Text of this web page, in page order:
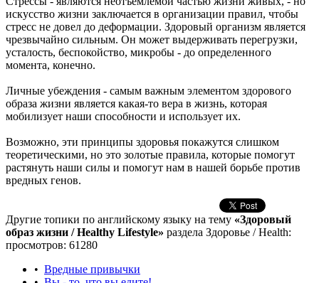
искусство жизни заключается в организации правил, чтобы
стресс не довел до деформации. Здоровый организм является
чрезвычайно сильным. Он может выдерживать перегрузки,
усталость, беспокойство, микробы - до определенного
момента, конечно.
Личные убеждения - самым важным элементом здорового
образа жизни является какая-то вера в жизнь, которая
мобилизует наши способности и использует их.
Возможно, эти принципы здоровья покажутся слишком
теоретическими, но это золотые правила, которые помогут
растянуть наши силы и помогут нам в нашей борьбе против
вредных генов.
Другие топики по английскому языку на тему «Здоровый
образ жизни / Healthy Lifestyle» раздела Здоровье / Health:
просмотров: 61280
• Вредные привычки